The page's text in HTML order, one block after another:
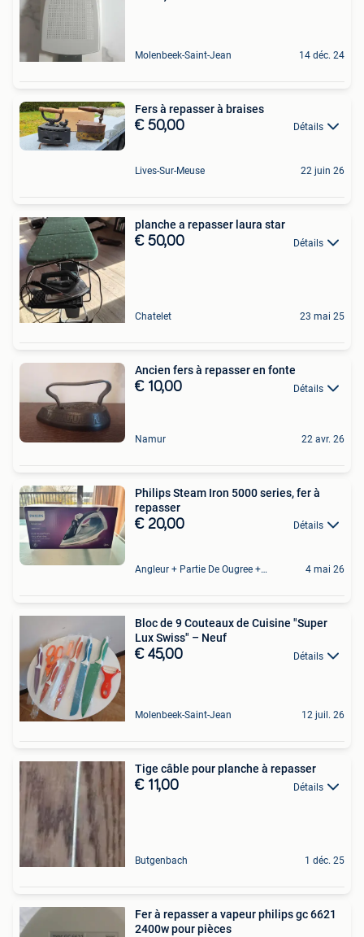
Molenbeek-Saint-Jean 14 déc. 24
Fers à repasser à braises
€ 50,00 Détails
Lives-Sur-Meuse 22 juin 26
planche a repasser laura star
€ 50,00 Détails
Chatelet 23 mai 25
Ancien fers à repasser en fonte
€ 10,00 Détails
Namur 22 avr. 26
Philips Steam Iron 5000 series, fer à
repasser
€ 20,00 Détails
Angleur + Partie De Ougree + Partie De Tilff Et De Embourg 4 mai 26
Bloc de 9 Couteaux de Cuisine "Super
Lux Swiss" – Neuf
€ 45,00 Détails
Molenbeek-Saint-Jean 12 juil. 26
Tige câble pour planche à repasser
€ 11,00 Détails
Butgenbach 1 déc. 25
Fer à repasser a vapeur philips gc 6621
2400w pour pièces